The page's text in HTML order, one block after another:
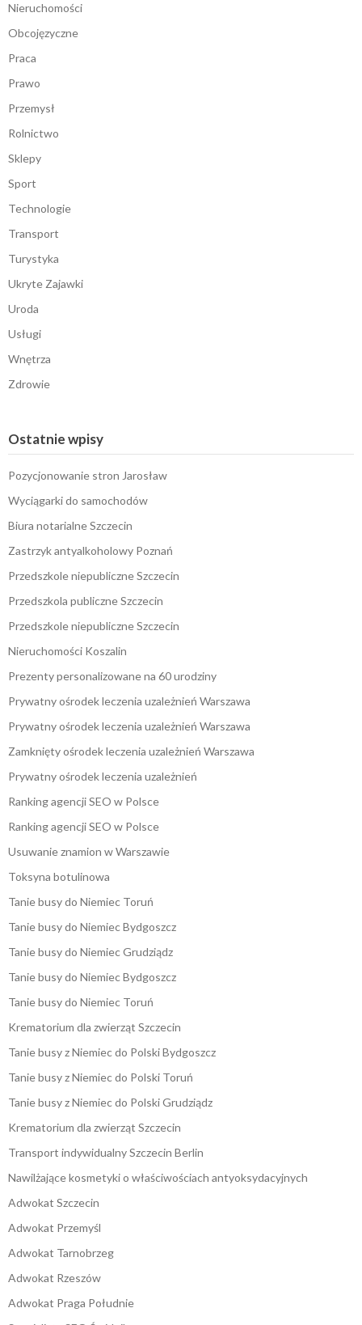
Nieruchomości
Obcojęzyczne
Praca
Prawo
Przemysł
Rolnictwo
Sklepy
Sport
Technologie
Transport
Turystyka
Ukryte Zajawki
Uroda
Usługi
Wnętrza
Zdrowie
Ostatnie wpisy
Pozycjonowanie stron Jarosław
Wyciągarki do samochodów
Biura notarialne Szczecin
Zastrzyk antyalkoholowy Poznań
Przedszkole niepubliczne Szczecin
Przedszkola publiczne Szczecin
Przedszkole niepubliczne Szczecin
Nieruchomości Koszalin
Prezenty personalizowane na 60 urodziny
Prywatny ośrodek leczenia uzależnień Warszawa
Prywatny ośrodek leczenia uzależnień Warszawa
Zamknięty ośrodek leczenia uzależnień Warszawa
Prywatny ośrodek leczenia uzależnień
Ranking agencji SEO w Polsce
Ranking agencji SEO w Polsce
Usuwanie znamion w Warszawie
Toksyna botulinowa
Tanie busy do Niemiec Toruń
Tanie busy do Niemiec Bydgoszcz
Tanie busy do Niemiec Grudziądz
Tanie busy do Niemiec Bydgoszcz
Tanie busy do Niemiec Toruń
Krematorium dla zwierząt Szczecin
Tanie busy z Niemiec do Polski Bydgoszcz
Tanie busy z Niemiec do Polski Toruń
Tanie busy z Niemiec do Polski Grudziądz
Krematorium dla zwierząt Szczecin
Transport indywidualny Szczecin Berlin
Nawilżające kosmetyki o właściwościach antyoksydacyjnych
Adwokat Szczecin
Adwokat Przemyśl
Adwokat Tarnobrzeg
Adwokat Rzeszów
Adwokat Praga Południe